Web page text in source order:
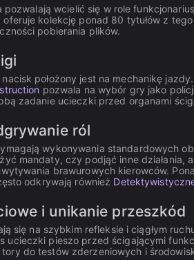
pozwalają wcielić się w role
oferuje kolekcję ponad 80 tytułów z
pobierania plików.
położony jest na mechanikę
pozwala na wybór gry jako
zadanie ucieczki przed organami
ról
wykonywania standardowych
mandaty, czy podjąć inne
brawurowych kierowców.
odkrywają również
i unikanie przeszkód
się na szybkim refleksie i ciągłym
ucieczki pieszo przed ścigającymi
do testów zderzeniowych i